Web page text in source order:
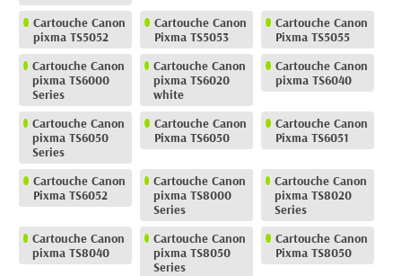
Cartouche Canon
pixma TS5052
Cartouche Canon
Pixma TS5053
Cartouche Canon
Pixma TS5055
Cartouche Canon
pixma TS6000
Series
Cartouche Canon
pixma TS6020
white
Cartouche Canon
pixma TS6040
Cartouche Canon
pixma TS6050
Series
Cartouche Canon
Pixma TS6050
Cartouche Canon
Pixma TS6051
Cartouche Canon
Pixma TS6052
Cartouche Canon
pixma TS8000
Series
Cartouche Canon
pixma TS8020
Series
Cartouche Canon
pixma TS8040
Cartouche Canon
pixma TS8050
Series
Cartouche Canon
Pixma TS8050